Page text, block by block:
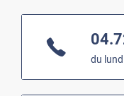
du